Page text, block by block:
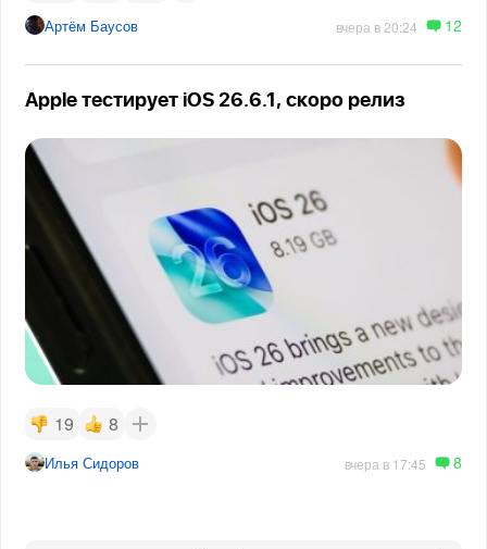
Артём Баусов вчера в 20:24 12
Apple тестирует iOS 26.6.1, скоро релиз
19 8
Илья Сидоров вчера в 17:45 8